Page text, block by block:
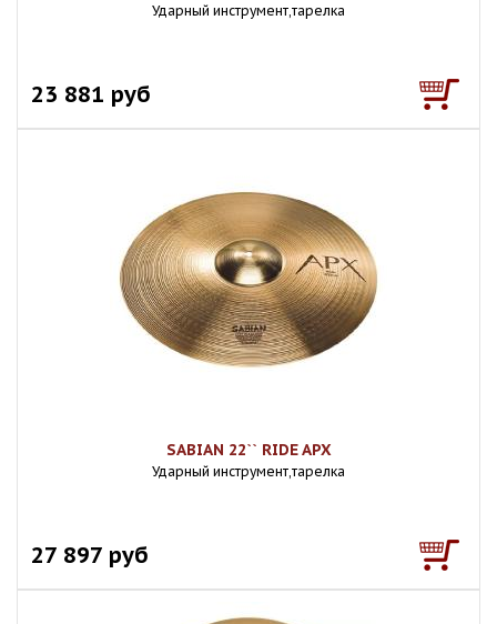
Ударный инструмент,тарелка
23 881 руб
SABIAN 22`` RIDE APX
Ударный инструмент,тарелка
27 897 руб